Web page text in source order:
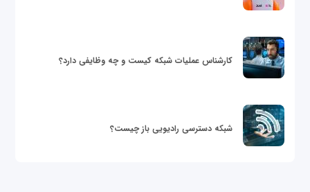
کارشناس عملیات شبکه کیست و چه وظایفی دارد؟
شبکه دسترسی رادیویی باز چیست؟